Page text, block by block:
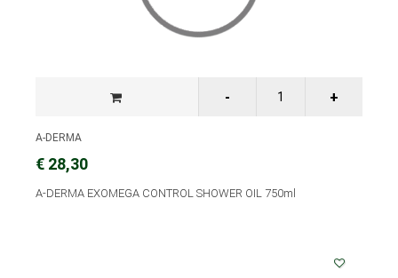
A-DERMA
€ 28,30
A-DERMA EXOMEGA CONTROL SHOWER OIL 750ml